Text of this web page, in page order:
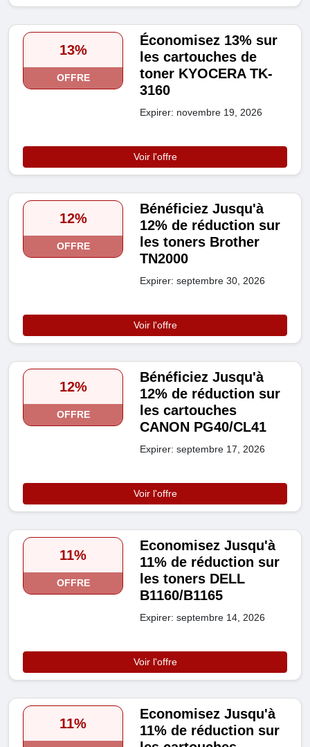
13%
OFFRE
Économisez 13% sur
les cartouches de
toner KYOCERA TK-
3160
Expirer: novembre 19, 2026
Voir l'offre
12%
OFFRE
Bénéficiez Jusqu'à
12% de réduction sur
les toners Brother
TN2000
Expirer: septembre 30, 2026
Voir l'offre
12%
OFFRE
Bénéficiez Jusqu'à
12% de réduction sur
les cartouches
CANON PG40/CL41
Expirer: septembre 17, 2026
Voir l'offre
11%
OFFRE
Economisez Jusqu'à
11% de réduction sur
les toners DELL
B1160/B1165
Expirer: septembre 14, 2026
Voir l'offre
11%
Economisez Jusqu'à
11% de réduction sur